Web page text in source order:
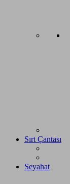
Sırt Çantası
Seyahat